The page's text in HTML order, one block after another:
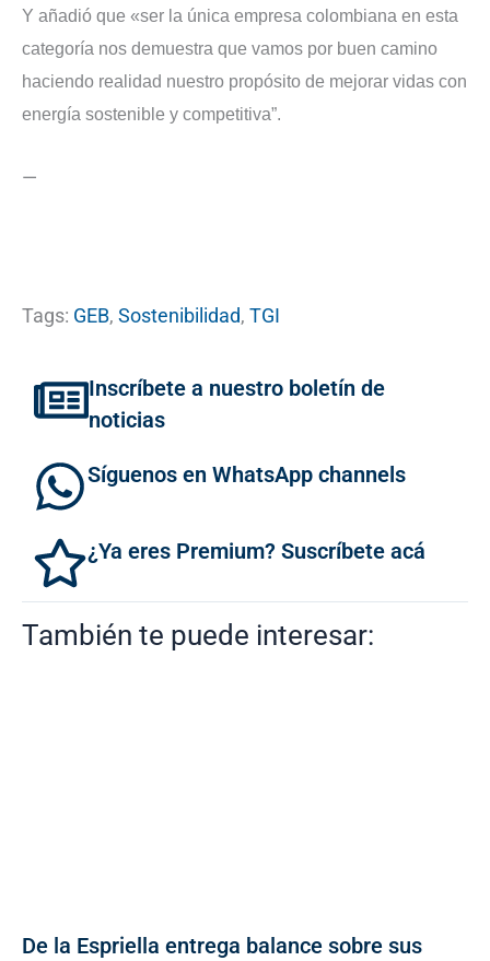
Y añadió que «ser la única empresa colombiana en esta
categoría nos demuestra que vamos por buen camino
haciendo realidad nuestro propósito de mejorar vidas con
energía sostenible y competitiva”.
—
Tags: GEB, Sostenibilidad, TGI
Inscríbete a nuestro boletín de
noticias
Síguenos en WhatsApp channels
¿Ya eres Premium? Suscríbete acá
También te puede interesar:
De la Espriella entrega balance sobre sus